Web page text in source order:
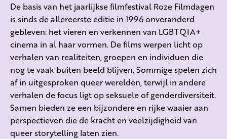
De basis van het jaarlijkse filmfestival Roze Filmdagen
is sinds de allereerste editie in 1996 onveranderd
gebleven: het vieren en verkennen van LGBTQIA+
cinema in al haar vormen. De films werpen licht op
verhalen van realiteiten, groepen en individuen die
nog te vaak buiten beeld blijven. Sommige spelen zich
af in uitgesproken queer werelden, terwijl in andere
verhalen de focus ligt op seksuele of genderdiversiteit.
Samen bieden ze een bijzondere en rijke waaier aan
perspectieven die de kracht en veelzijdigheid van
queer storytelling laten zien.